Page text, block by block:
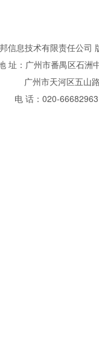
信息技术有限责任公
址：广州市番禺区石洲
五山路381号
电 话：020-